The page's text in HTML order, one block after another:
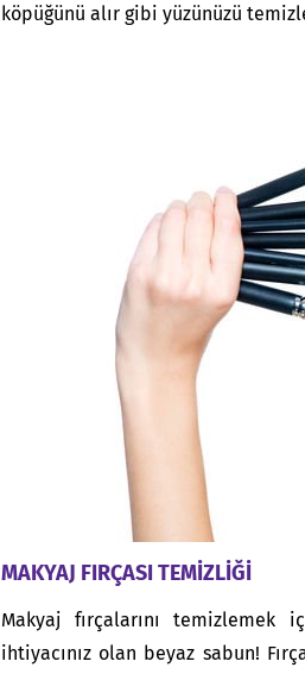
köpüğünü alır gibi yüzünüzü
MAKYAJ FIRÇASI TEMİZLİĞİ
Makyaj fırçalarını
ihtiyacınız olan beyaz sabun!